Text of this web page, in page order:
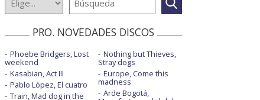
PRO. NOVEDADES DISCOS
Phoebe Bridgers, Lost
weekend
Kasabian, Act III
Pablo López, El cuatro
Train, Mad dog in the
Nothing but Thieves,
Stray dogs
Europe, Come this
madness
Arde Bogotá,